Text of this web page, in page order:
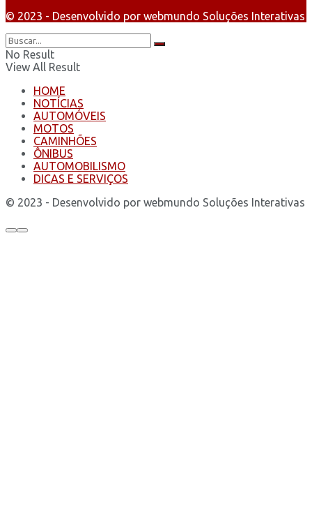
© 2023 - Desenvolvido por webmundo Soluções Interativas
No Result
View All Result
HOME
NOTÍCIAS
AUTOMÓVEIS
MOTOS
CAMINHÕES
ÔNIBUS
AUTOMOBILISMO
DICAS E SERVIÇOS
© 2023 - Desenvolvido por webmundo Soluções Interativas